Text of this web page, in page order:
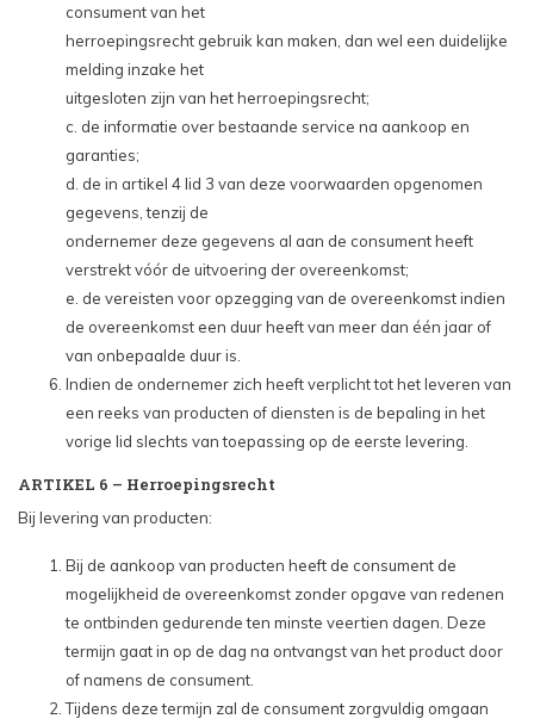
consument van het
herroepingsrecht gebruik kan maken, dan wel een duidelijke
melding inzake het
uitgesloten zijn van het herroepingsrecht;
c. de informatie over bestaande service na aankoop en
garanties;
d. de in artikel 4 lid 3 van deze voorwaarden opgenomen
gegevens, tenzij de
ondernemer deze gegevens al aan de consument heeft
verstrekt vóór de uitvoering der overeenkomst;
e. de vereisten voor opzegging van de overeenkomst indien
de overeenkomst een duur heeft van meer dan één jaar of
van onbepaalde duur is.
Indien de ondernemer zich heeft verplicht tot het leveren van
een reeks van producten of diensten is de bepaling in het
vorige lid slechts van toepassing op de eerste levering.
ARTIKEL 6 – Herroepingsrecht
Bij levering van producten:
Bij de aankoop van producten heeft de consument de
mogelijkheid de overeenkomst zonder opgave van redenen
te ontbinden gedurende ten minste veertien dagen. Deze
termijn gaat in op de dag na ontvangst van het product door
of namens de consument.
Tijdens deze termijn zal de consument zorgvuldig omgaan